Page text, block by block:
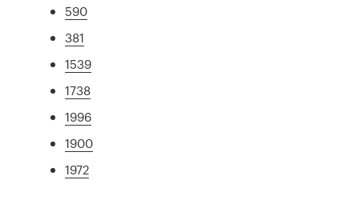
590
381
1539
1738
1996
1900
1972